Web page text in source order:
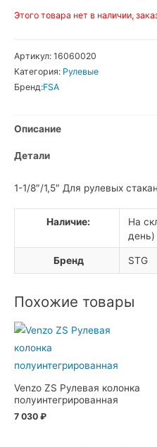
Этого товара нет в наличии,
Артикул: 16060020
Категория: Рулевые
Бренд:FSA
Описание
Детали
1-1/8″/1,5″ Для рулевых
Наличие:
На
день)
Бренд STG
Похожие товары
Venzo ZS Рулевая колонка
полуинтегрированная
7 030 ₽